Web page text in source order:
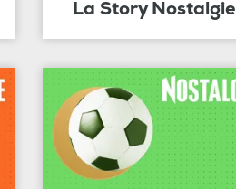
La Story Nostalgie